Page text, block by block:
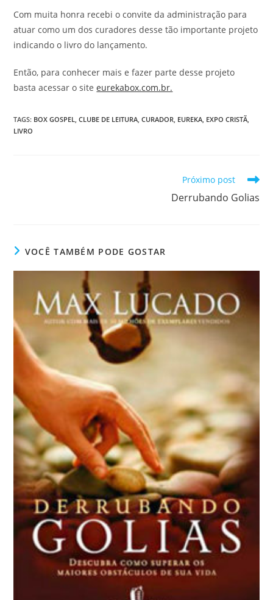
Com muita honra recebi o convite da administração para
atuar como um dos curadores desse tão importante projeto
indicando o livro do lançamento.
Então, para conhecer mais e fazer parte desse projeto
basta acessar o siteeurekabox.com.br.
TAGS: BOX GOSPEL, CLUBE DE LEITURA, CURADOR, EUREKA, EXPO CRISTÃ,
LIVRO
Próximo post
Derrubando Golias
VOCÊ TAMBÉM PODE GOSTAR